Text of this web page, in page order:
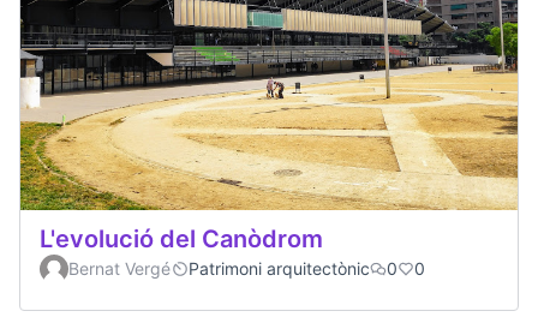
L'evolució del Canòdrom
Bernat Vergé Patrimoni arquitectònic 0 0